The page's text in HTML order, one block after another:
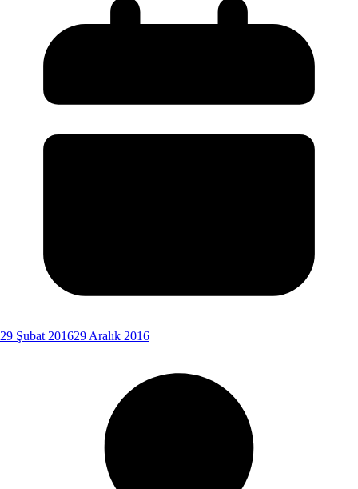
29 Şubat 201629 Aralık 2016